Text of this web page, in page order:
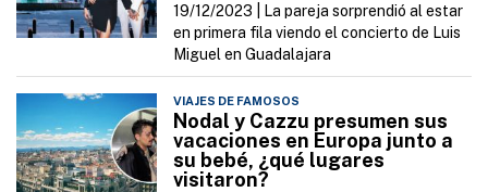
19/12/2023 |
La pareja sorprendió al estar
en primera fila viendo el concierto de Luis
Miguel en Guadalajara
VIAJES DE FAMOSOS
Nodal y Cazzu presumen sus
vacaciones en Europa junto a
su bebé, ¿qué lugares
visitaron?